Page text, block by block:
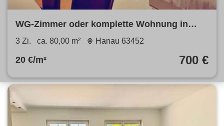
WG-Zimmer oder komplette Wohnung in
Hanau– möbliert –Sofort frei
3 Zi. ca. 80,00 m² Hanau 63452
20 €/m² 700 €